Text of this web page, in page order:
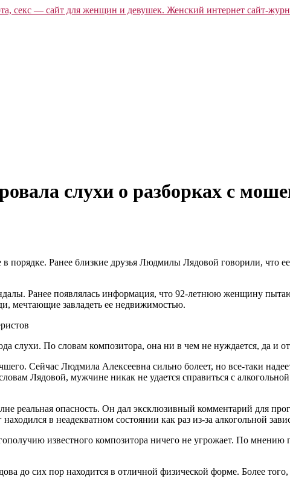
слухи о разборках с
в порядке. Ранее близкие друзья Людмилы Лядовой говорили,
Ранее появлялась информация, что 92-летнюю женщину
мечтающие завладеть ее недвижимостью.
слухи. По словам композитора, она ни в чем не нуждается, да и
Сейчас Людмила Алексеевна сильно болеет, но все-таки
Лядовой, мужчине никак не удается справиться с
реальная опасность. Он дал эксклюзивный комментарий для
в неадекватном состоянии как раз из-за алкогольной
известного композитора ничего не угрожает. По
до сих пор находится в отличной физической форме. Более